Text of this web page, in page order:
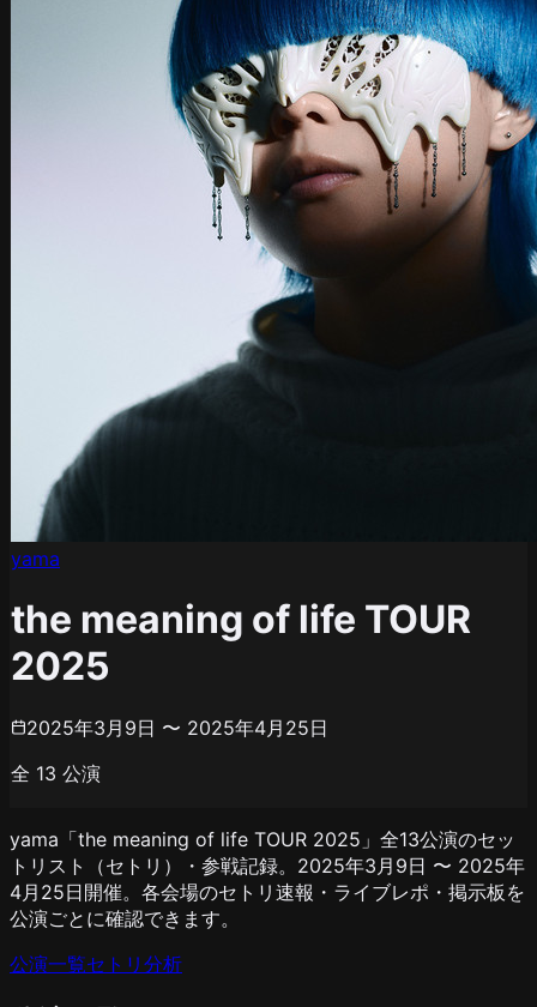
yama
the meaning of life TOUR
2025
2025年3月9日 〜 2025年4月25日
全 13 公演
yama「the meaning of life TOUR 2025」全13公演のセッ
トリスト（セトリ）・参戦記録。2025年3月9日 〜 2025年
4月25日開催。各会場のセトリ速報・ライブレポ・掲示板を
公演ごとに確認できます。
公演一覧セトリ分析